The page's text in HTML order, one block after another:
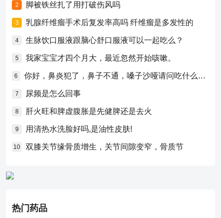
2 脚被铁丝扎了用打破伤风吗
3 乳腺纤维瘤手术后复发率高吗 纤维瘤是多发性的
4 生脉饮口服液跟脑心舒口服液可以一起吃么？
5 我家宝宝才四个月大，最近忽然开始咳嗽。
6 你好，鼻炎犯了，鼻子不通，嗓子沙哑请问吃什么药比较好？
7 尿频是怎么回事
8 肝火旺和脾虚腹胀是先健脾还是去火
9 用清热水洗脸好吗,是油性皮肤!
10 双膝关节缘骨质增生，关节间隙变窄，骨质节
热门药品